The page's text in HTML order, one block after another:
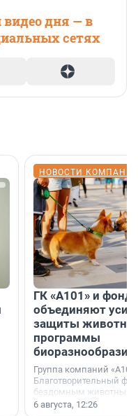
дня — в
сетях
НОВОСТИ
ГК «А101» и фонд
объединяют
защиты
программы
биоразнообразия
Группа компаний
Благотворительный
бездомным животным
заключили соглашение
6 августа, 12:26